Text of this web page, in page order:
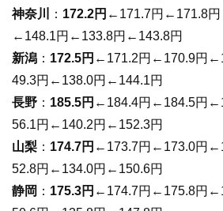
神奈川
： 172.2円 ←171.7円←171.8
←148.1円←133.8円←143.8円
新潟 ： 172.5円 ←171.2円←170.9円
49.3円←138.0円←144.1円
長野 ： 185.5円 ←184.4円←184.5円
56.1円←140.2円←152.3円
山梨 ： 174.7円 ←173.7円←173.0円
52.8円←134.0円←150.6円
静岡 ： 175.3円 ←174.7円←175.8円